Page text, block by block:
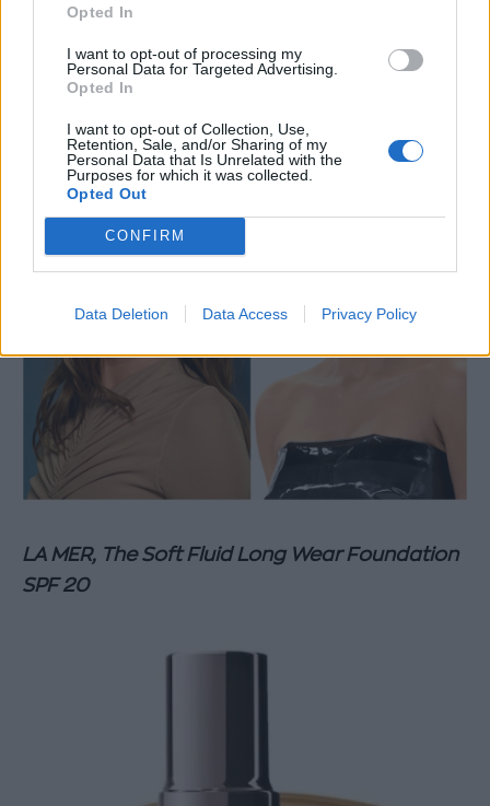
Opted In
I want to opt-out of processing my
Personal Data for Targeted Advertising.
Opted In
I want to opt-out of Collection, Use,
Retention, Sale, and/or Sharing of my
Personal Data that Is Unrelated with the
Purposes for which it was collected.
Opted Out
CONFIRM
Data Deletion Data Access Privacy Policy
και σε ακόμα πιο ελαφριά φόρμουλα) που
Hailey Bieber και η Kim Kardashian, όμως, δεν
το αποχωρίζονται ποτέ.
LA MER, The Soft Fluid Long Wear Foundation
SPF 20